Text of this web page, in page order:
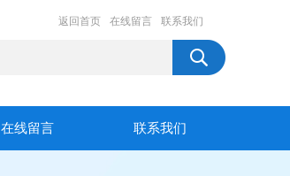
返回首页 在线留言 联系我们
在线留言 联系我们